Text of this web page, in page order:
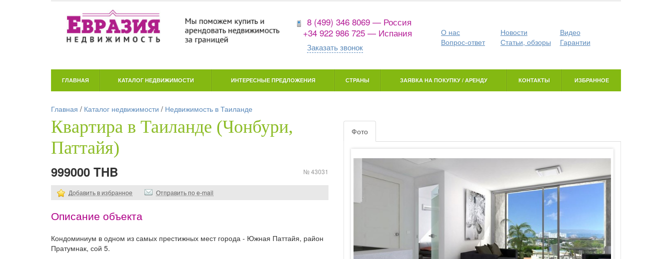
8 (499) 346 8069 — Россия
+34 922 986 725 — Испания
Заказать звонок
О нас Новости
Видео
Вопрос-ответ
Статьи, обзоры Гарантии
ГЛАВНАЯ КАТАЛОГ НЕДВИЖИМОСТИ ИНТЕРЕСНЫЕ ПРЕДЛОЖЕНИЯ СТРАНЫ ЗАЯВКА НА ПОКУПКУ / АРЕНДУ КОНТАКТЫ ИЗБРАННОЕ
Главная / Каталог недвижимости / Недвижимость в Таиланде
Квартира в Таиланде (Чонбури,
Паттайя)
999000 THB № 43031
Добавить в избранное Отправить по e-mail
Описание объекта
Кондоминиум в одном из самых престижных мест города - Южная Паттайя, район
Пратумнак, сой 5.
Фото